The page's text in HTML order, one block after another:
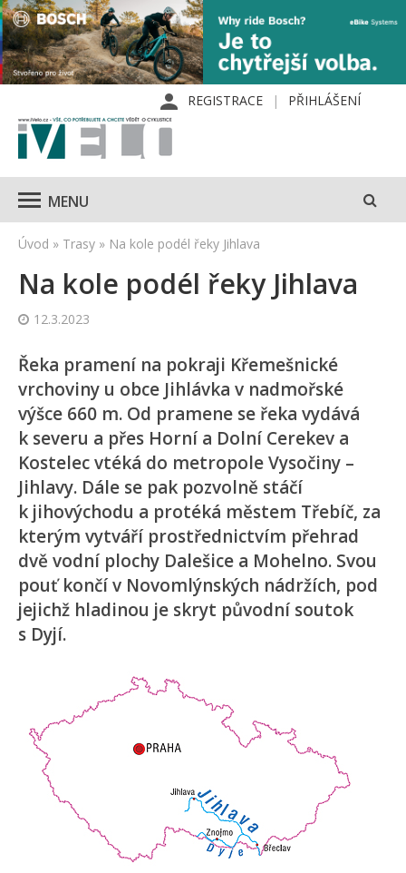
REGISTRACE PŘIHLÁŠENÍ
MENU
Úvod » Trasy » Na kole podél řeky Jihlava
Na kole podél řeky Jihlava
12.3.2023
Řeka pramení na pokraji Křemešnické
vrchoviny u obce Jihlávka v nadmořské
výšce 660 m. Od pramene se řeka vydává
k severu a přes Horní a Dolní Cerekev a
Kostelec vtéká do metropole Vysočiny –
Jihlavy. Dále se pak pozvolně stáčí
k jihovýchodu a protéká městem Třebíč, za
kterým vytváří prostřednictvím přehrad
dvě vodní plochy Dalešice a Mohelno. Svou
pouť končí v Novomlýnských nádržích, pod
jejichž hladinou je skryt původní soutok
s Dyjí.